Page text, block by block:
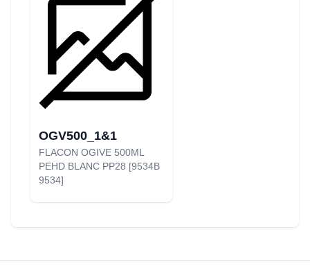
OGV500_1&1
FLACON OGIVE 500ML
PEHD BLANC PP28 [9534B
9534]